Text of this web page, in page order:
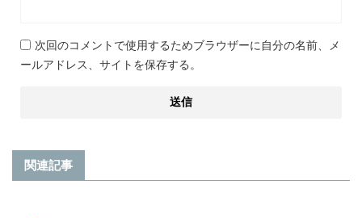
次回のコメントで使用するためブラウザーに自分の名前、メ
ールアドレス、サイトを保存する。
関連記事